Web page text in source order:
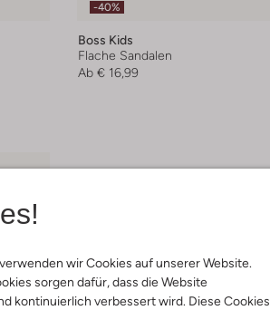
wir Cookies auf unserer Website.
sorgen dafür, dass die Website
kontinuierlich verbessert wird. Diese Cookies
-40%
Boss Kids
Flache Sandalen
Ab € 16,99